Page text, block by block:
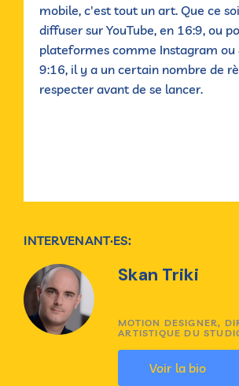
mobile, c'est tout un art. Que ce
diffuser sur YouTube, en 16:9, ou
plateformes comme Instagram ou
9:16, il y a un certain nombre de
respecter avant de se lancer.
INTERVENANT·ES:
Skan Triki
MOTION DESIGNER,
ARTISTIQUE DU
Voir la bio